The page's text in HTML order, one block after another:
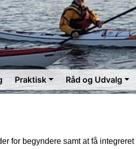
Praktisk Råd og Udvalg
for begyndere samt at få